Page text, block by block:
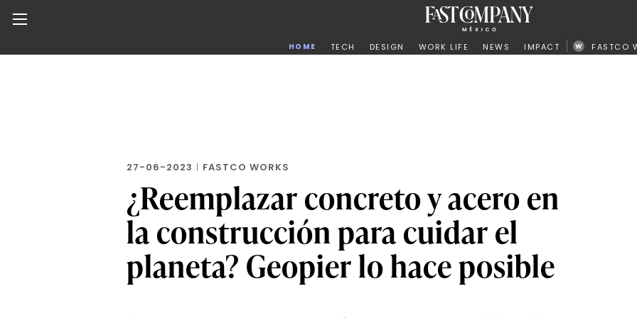
Noticias de negocios, innovación, tecnología y diseño
HOME TECH DESIGN WORK LIFE NEWS IMPACT FASTCO
27-06-2023 | FASTCO WORKS
¿Reemplazar concreto y acero en
la construcción para cuidar el
planeta? Geopier lo hace posible